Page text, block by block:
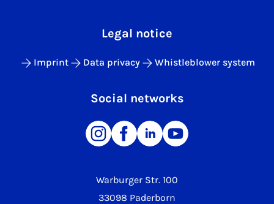
Warburger Str. 100
33098 Paderborn
Legal notice
Imprint Data privacy Whistleblower system
Social networks